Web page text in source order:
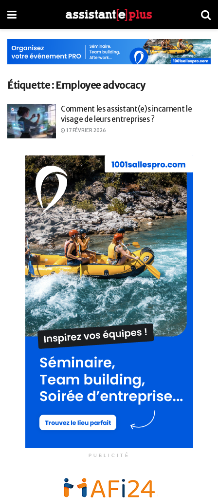
Étiquette : Employee advocacy
Comment les assistant(e)s incarnent le
visage de leurs entreprises ?
17 FÉVRIER 2026
PUBLICITÉ